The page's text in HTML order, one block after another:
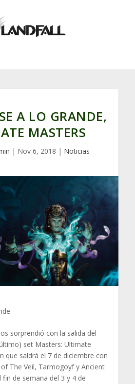
A LO GRANDE,
MASTERS
| Nov 6, 2018 | Noticias
sorprendió con la salida del
set Masters: Ultimate
que saldrá el 7 de diciembre con
The Veil, Tarmogoyf y Ancient
fin de semana del 3 y 4 de